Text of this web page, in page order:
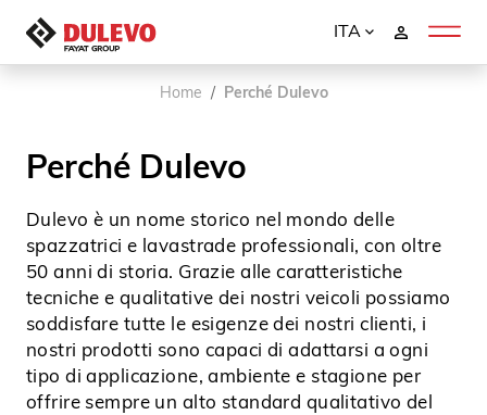
ITA
Home Perché Dulevo
Perché Dulevo
Dulevo è un nome storico nel mondo delle
spazzatrici e lavastrade professionali, con oltre
50 anni di storia. Grazie alle caratteristiche
tecniche e qualitative dei nostri veicoli possiamo
soddisfare tutte le esigenze dei nostri clienti, i
nostri prodotti sono capaci di adattarsi a ogni
tipo di applicazione, ambiente e stagione per
offrire sempre un alto standard qualitativo del